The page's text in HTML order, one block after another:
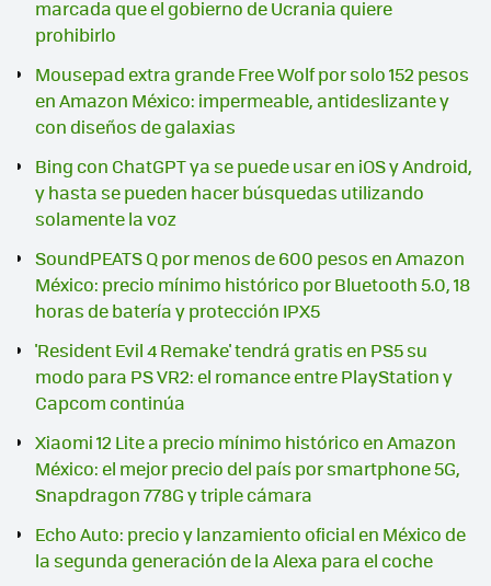
marcada que el gobierno de Ucrania quiere
prohibirlo
Mousepad extra grande Free Wolf por solo 152 pesos
en Amazon México: impermeable, antideslizante y
con diseños de galaxias
Bing con ChatGPT ya se puede usar en iOS y Android,
y hasta se pueden hacer búsquedas utilizando
solamente la voz
SoundPEATS Q por menos de 600 pesos en Amazon
México: precio mínimo histórico por Bluetooth 5.0, 18
horas de batería y protección IPX5
'Resident Evil 4 Remake' tendrá gratis en PS5 su
modo para PS VR2: el romance entre PlayStation y
Capcom continúa
Xiaomi 12 Lite a precio mínimo histórico en Amazon
México: el mejor precio del país por smartphone 5G,
Snapdragon 778G y triple cámara
Echo Auto: precio y lanzamiento oficial en México de
la segunda generación de la Alexa para el coche